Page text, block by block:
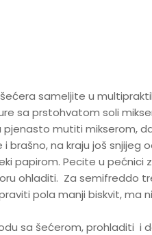
šećera sameljite u
sa prstohvatom soli
mutiti mikserom,
brašno, na kraju još snjijeg
papirom. Pecite u pećnici
ohladiti. Za semifreddo
pola manji biskvit, ma
sa šećerom, prohladiti i